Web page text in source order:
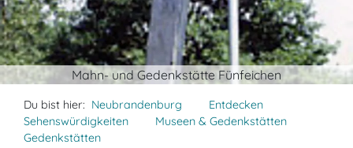
Mahn- und Gedenkstätte Fünfeichen
Du bist hier: Neubrandenburg
Entdecken
Sehenswürdigkeiten
Museen & Gedenkstätten
Gedenkstätten